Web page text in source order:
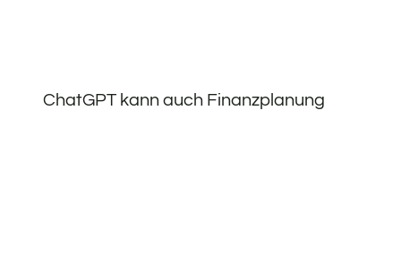
ChatGPT kann auch Finanzplanung